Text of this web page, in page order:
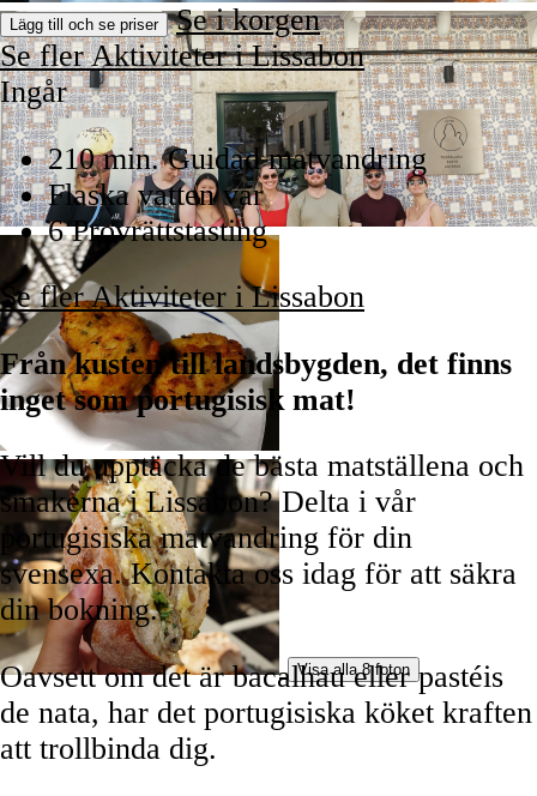
Visa alla 8 foton
Lägg till och se priser
Se i korgen
Se fler Aktiviteter i Lissabon
Ingår
210 min. Guidad matvandring
Flaska vatten var
6 Provrättstasting
Se fler Aktiviteter i Lissabon
Från kusten till landsbygden, det finns
inget som portugisisk mat!
Vill du upptäcka de bästa matställena och
smakerna i Lissabon? Delta i vår
portugisiska matvandring för din
svensexa. Kontakta oss idag för att säkra
din bokning.
Oavsett om det är bacalhau eller pastéis
de nata, har det portugisiska köket kraften
att trollbinda dig.